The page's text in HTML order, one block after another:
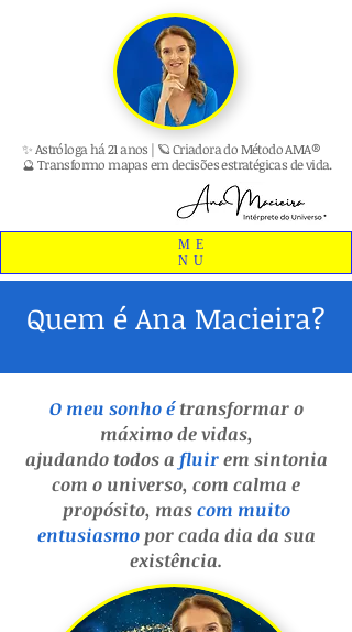
ME
NU
✨ Astróloga há 21 anos | 🪐 Criadora do Método AMA®
🔮 Transformo mapas em decisões estratégicas de vida.
Quem é Ana Macieira?
O meu sonho étransformar o
máximo de vidas,
ajudando todosa fluirem sintonia
com o universo, com calma e
propósito, mascom muito
entusiasmopor cada dia da sua
existência.